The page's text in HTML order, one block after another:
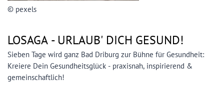
© pexels
LOSAGA - URLAUB' DICH GESUND!
Sieben Tage wird ganz Bad Driburg zur Bühne für Gesundheit:
Kreiere Dein Gesundheitsglück - praxisnah, inspirierend &
gemeinschaftlich!